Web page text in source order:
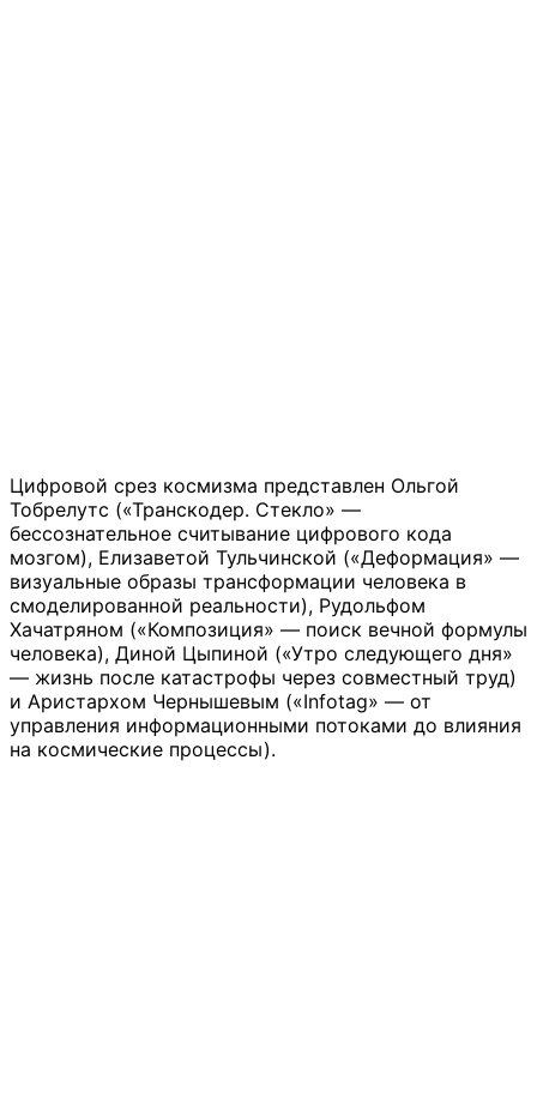
Цифровой срез космизма представлен Ольгой
Тобрелутс («Транскодер. Стекло» —
бессознательное считывание цифрового кода
мозгом), Елизаветой Тульчинской («Деформация» —
визуальные образы трансформации человека в
смоделированной реальности), Рудольфом
Хачатряном («Композиция» — поиск вечной формулы
человека), Диной Цыпиной («Утро следующего дня»
— жизнь после катастрофы через совместный труд)
и Аристархом Чернышевым («Infotag» — от
управления информационными потоками до влияния
на космические процессы).